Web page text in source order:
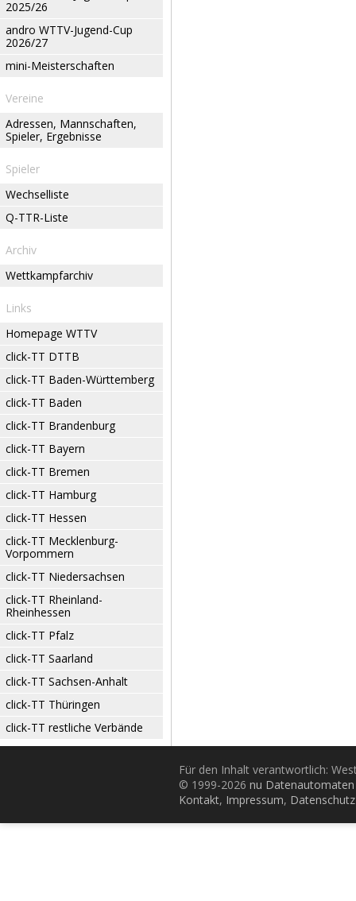
2025/26
andro WTTV-Jugend-Cup
2026/27
mini-Meisterschaften
Vereine
Adressen, Mannschaften,
Spieler, Ergebnisse
Spieler
Wechselliste
Q-TTR-Liste
Archiv
Wettkampfarchiv
Links
Homepage WTTV
click-TT DTTB
click-TT Baden-Württemberg
click-TT Baden
click-TT Brandenburg
click-TT Bayern
click-TT Bremen
click-TT Hamburg
click-TT Hessen
click-TT Mecklenburg-
Vorpommern
click-TT Niedersachsen
click-TT Rheinland-
Rheinhessen
click-TT Pfalz
click-TT Saarland
click-TT Sachsen-Anhalt
click-TT Thüringen
click-TT restliche Verbände
Für den Inhalt verantwortlich:
© 1999-2026 nu
Kontakt, Impressum, Datenschutz